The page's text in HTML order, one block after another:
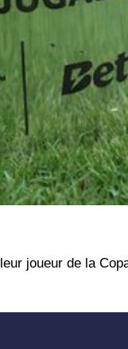
joueur de la